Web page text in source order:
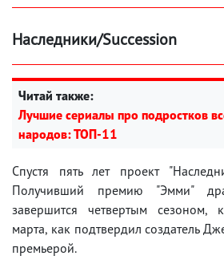
Наследники/Succession
Читай также:
Лучшие сериалы про подростков
народов: ТОП-11
Спустя пять лет проект
Получивший премию "Эмми"
завершится четвертым сезоном,
марта, как подтвердил создатель
премьерой.